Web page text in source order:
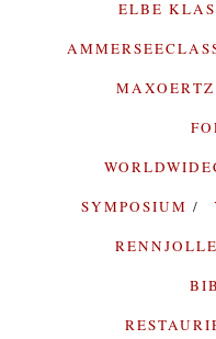
ELBE
MAXOERTZ
SYMPOSIUM
RENNJOLLE